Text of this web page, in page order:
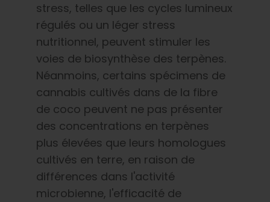
stress, telles que les cycles lumineux
régulés ou un léger stress
nutritionnel, peuvent stimuler les
voies de biosynthèse des terpènes.
Néanmoins, certains spécimens de
cannabis cultivés dans de la fibre
de coco peuvent ne pas présenter
des concentrations en terpènes
plus élevées que leurs homologues
cultivés en terre, en raison de
différences dans l'activité
microbienne, l'efficacité de